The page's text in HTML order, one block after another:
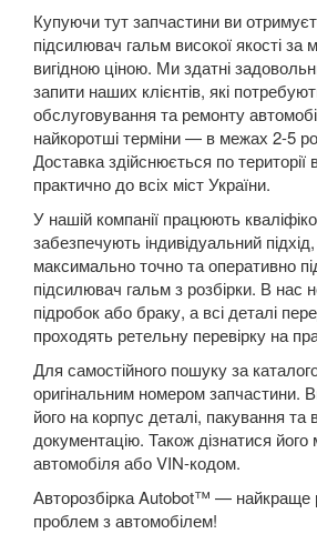
Mondeo Mk5
Mustang V
Mustang VI (S550)
Mustang Mach-E
S-Max Mk1 (CA1)
S-Max Mk2
Transit V
Transit VI (V347/V348)
Transit VII
Transit Connect Mk1 (V227, TC7,
Transit Connect Mk2
Купуючи тут запчастини ви
підсилювач гальм високої якості за
вигідною ціною. Ми здатні
запити наших клієнтів, які
обслуговування та ремонту
найкоротші терміни — в межах 2-5
Доставка здійснюється по території
практично до всіх міст України.
У нашій компанії працюють
забезпечують індивідуальний
максимально точно та оперативно
підсилювач гальм з розбірки. В нас
підробок або браку, а всі деталі
проходять ретельну перевірку на
Для самостійного пошуку за
оригінальним номером запчастини.
його на корпус деталі, пакування та
документацію. Також дізнатися
автомобіля або VIN-кодом.
Авторозбірка Autobot™ — найкраще
проблем з автомобілем!